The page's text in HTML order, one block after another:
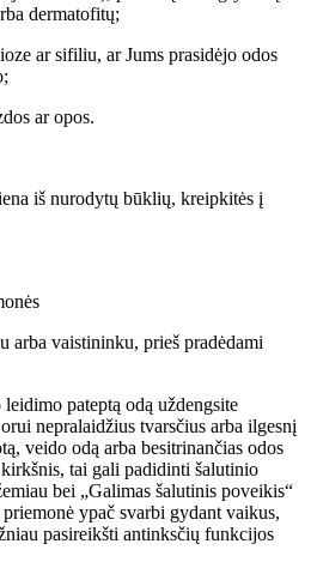
dermatofitų;
ar sifiliu, ar Jums prasidėjo odos
ar opos.
iš nurodytų būklių, kreipkitės į
arba vaistininku, prieš pradėdami
pateptą odą uždengsite
nepralaidžius tvarsčius arba ilgesnį
veido odą arba besitrinančias odos
tai gali padidinti šalutinio
bei „Galimas šalutinis poveikis“
ypač svarbi gydant vaikus,
pasireikšti antinksčių funkcijos